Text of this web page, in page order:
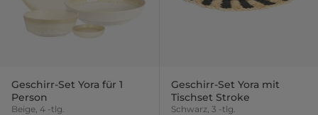
Geschirr-Set Yora für 1
Person
Beige, 4 -tlg.
Geschirr-Set Yora mit
Tischset Stroke
Schwarz, 3 -tlg.